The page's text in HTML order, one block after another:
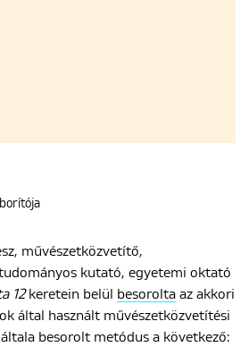
művészetközvetítő,
kutató, egyetemi oktató
12keretein belül besorolta az akkori
által használt művészetközvetítési
besorolt metódus a következő: